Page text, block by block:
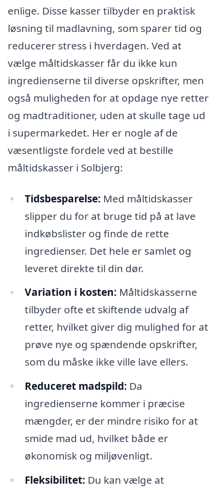
enlige. Disse kasser tilbyder en praktisk
løsning til madlavning, som sparer tid og
reducerer stress i hverdagen. Ved at
vælge måltidskasser får du ikke kun
ingredienserne til diverse opskrifter, men
også muligheden for at opdage nye retter
og madtraditioner, uden at skulle tage ud
i supermarkedet. Her er nogle af de
væsentligste fordele ved at bestille
måltidskasser i Solbjerg:
Tidsbesparelse: Med måltidskasser
slipper du for at bruge tid på at lave
indkøbslister og finde de rette
ingredienser. Det hele er samlet og
leveret direkte til din dør.
Variation i kosten: Måltidskasserne
tilbyder ofte et skiftende udvalg af
retter, hvilket giver dig mulighed for at
prøve nye og spændende opskrifter,
som du måske ikke ville lave ellers.
Reduceret madspild: Da
ingredienserne kommer i præcise
mængder, er der mindre risiko for at
smide mad ud, hvilket både er
økonomisk og miljøvenligt.
Fleksibilitet: Du kan vælge at